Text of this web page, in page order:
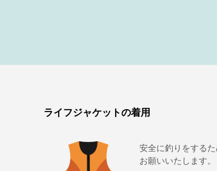
ライフジャケットの着用
安全に釣りをする
お願いいたします。